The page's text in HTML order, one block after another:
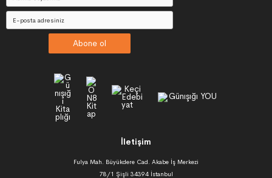
Abone ol
İletişim
Fulya Mah. Büyükdere Cad. Akabe İş Merkezi
78/1 Şişli 34394 İstanbul